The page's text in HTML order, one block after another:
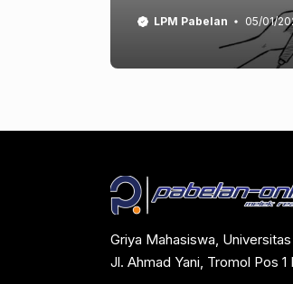
LPM Pabelan 05/01/
Griya Mahasiswa,
Jl. Ahmad Yani, Tromol Pos